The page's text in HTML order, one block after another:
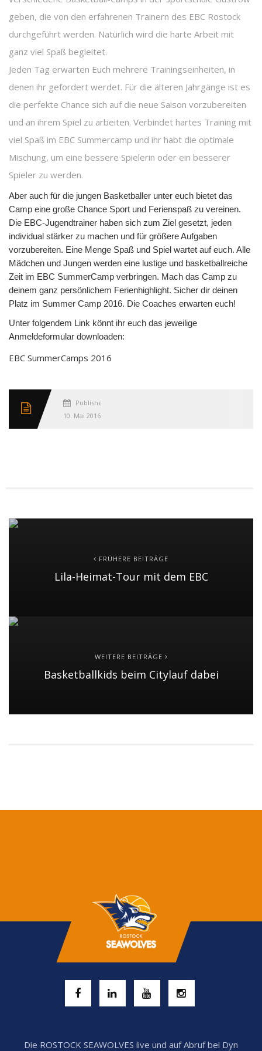
geben, die von den erfahrenen Trainern des EBC Rostock
durchgeführt werden. Natürlich wird die harte Arbeit mit
ganz viel Spaß begleitet.
Jeden Tag erwarten Euch mehrere Trainingseinheiten, in
denen ihr gefordert werdet. Für die älteren Jahrgänge ist es
die perfekte Chance sich auf die neue Saison vorzubereiten
und an ihrem Spiel zu arbeiten. Verbindet hartes Training mit
viel Spaß im EBC Summercamp und ihr habt die optimale
Mischung, um eine bessere Spielerin oder ein besserer
Spieler zu werden.
Aber auch für die jungen Basketballer unter euch bietet das
Camp eine große Chance Sport und Ferienspaß zu vereinen.
Die EBC-Jugendtrainer haben sich zum Ziel gesetzt, jeden
individual stärker zu machen und für größere Aufgaben
vorzubereiten. Eine Menge Spaß und Spiel wartet auf euch. Alle
Mädchen und Jungen werden eine lustige und basketballreiche
Zeit im EBC SummerCamp verbringen. Mach das Camp zu
deinem ganz persönlichem Ferienhighlight. Sicher dir deinen
Platz im Summer Camp 2016. Die Coaches erwarten euch!
Unter folgendem Link könnt ihr euch das jeweilige
Anmeldeformular downloaden:
EBC SummerCamps 2016
Published
10. Mai 2016
FRÜHERE BEITRÄGE
Lila-Heimat-Tour mit dem EBC
WEITERE BEITRÄGE
Basketballkids beim Citylauf dabei
Die ROSTOCK SEAWOLVES live und auf Abruf bei Dyn